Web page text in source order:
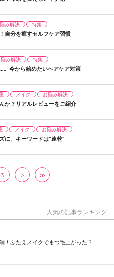
み解決 特集
自分を癒すセルフケア習慣
悩み解決 特集
。今から始めたいヘアケア対策
メイク お悩み解決
か？リアルレビューをご紹介
メイク お悩み解決
に。キーワードは”速乾”
3 > ≫
人気の記事ランキング
！ふたえメイクでまつ毛上がった？